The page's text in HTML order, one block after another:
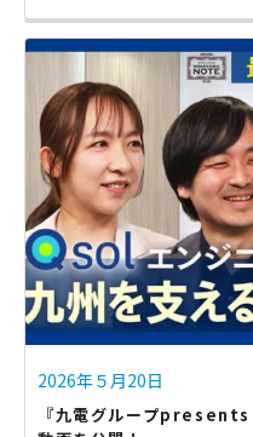
2026年５月20日
『九電グループ